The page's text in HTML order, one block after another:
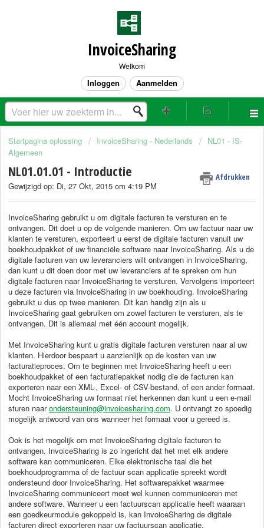
InvoiceSharing
Welkom
Inloggen Aanmelden
Startpagina oplossing InvoiceSharing - Nederlands
NL01 - IS-
Algemeen
NL01.01.01 - Introductie Afdrukken
Gewijzigd op: Di, 27 Okt, 2015 om 4:19 PM
InvoiceSharing gebruikt u om digitale facturen te versturen en te
ontvangen. Dit doet u op de volgende manieren. Om uw factuur naar uw
klanten te versturen, exporteert u eerst de digitale facturen vanuit uw
boekhoudpakket of uw financiële software naar InvoiceSharing. Als u de
digitale facturen van uw leveranciers wilt ontvangen in InvoiceSharing,
dan kunt u dit doen door met uw leveranciers af te spreken om hun
digitale facturen naar InvoiceSharing te versturen. Vervolgens importeert
u deze facturen via InvoiceSharing in uw boekhouding. InvoiceSharing
gebruikt u dus op twee manieren. Dit kan handig zijn als u
InvoiceSharing gaat gebruiken om zowel facturen te versturen, als te
ontvangen. Dit is allemaal met één account mogelijk.
Met InvoiceSharing kunt u gratis digitale facturen versturen naar al uw
klanten. Hierdoor bespaart u aanzienlijk op de kosten van uw
facturatieproces. Om te beginnen met InvoiceSharing heeft u een
boekhoudpakket of een facturatiepakket nodig die de facturen kan
exporteren naar een XML-, Excel- of CSV-bestand, of een ander formaat.
Mocht InvoiceSharing uw formaat niet herkennen dan kunt u een e-mail
sturen naarondersteuning@invoicesharing.com. U ontvangt zo spoedig
mogelijk antwoord van ons wanneer het formaat voor u gereed is.
Ook is het mogelijk om met InvoiceSharing digitale facturen te
ontvangen. InvoiceSharing is zo ingericht dat het met elk andere
software kan communiceren. Elke elektronische taal die het
boekhoudprogramma of de factuur scan applicatie spreekt wordt
ondersteund door InvoiceSharing. Het softwarepakket waarmee
InvoiceSharing communiceert moet wel kunnen communiceren met
andere software. Wanneer u een factuurscan applicatie heeft waaraan
een goedkeurmodule gekoppeld is, kan InvoiceSharing de digitale
facturen direct exporteren naar uw factuurscan applicatie.